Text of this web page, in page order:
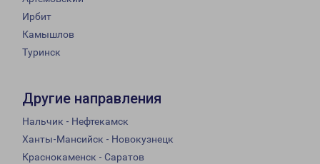
Ирбит
Камышлов
Туринск
Другие направления
Нальчик - Нефтекамск
Ханты-Мансийск - Новокузнецк
Краснокаменск - Саратов